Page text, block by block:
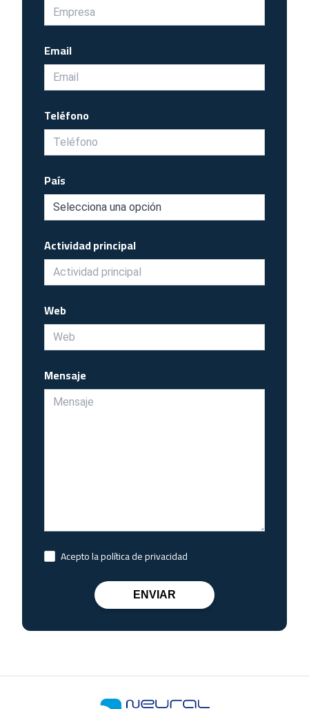
Email
Teléfono
País
Actividad principal
Web
Mensaje
Acepto la política de privacidad
ENVIAR